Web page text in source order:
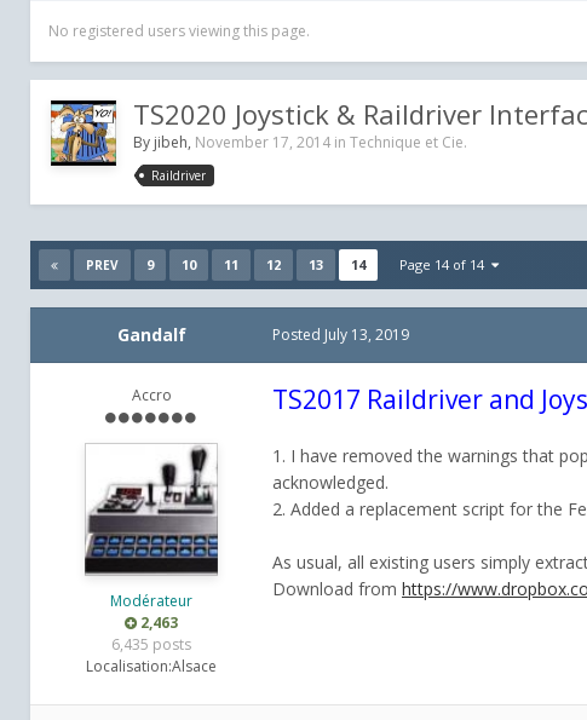
No registered users viewing this page.
TS2020 Joystick & Raildriver
By jibeh, November 17, 2014 in Technique et Cie.
Raildriver
PREV 9 10 11 12 13 14 Page 14 of 14
Gandalf
Accro
Modérateur
2,463
6,435 posts
Localisation:Alsace
Posted July 13, 2019
TS2017 Raildriver and
1. I have removed the warnings that
acknowledged.
2. Added a replacement script for the
As usual, all existing users simply
Download from https://